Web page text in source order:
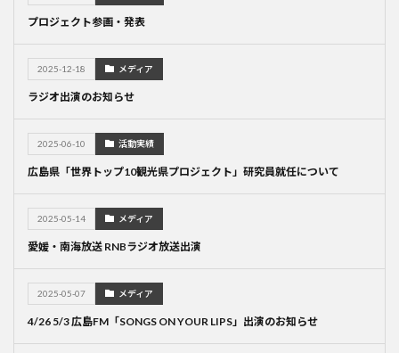
プロジェクト参画・発表
2025-12-18 メディア
ラジオ出演のお知らせ
2025-06-10 活動実績
広島県「世界トップ10観光県プロジェクト」研究員就任について
2025-05-14 メディア
愛媛・南海放送 RNBラジオ放送出演
2025-05-07 メディア
4/26 5/3 広島FM「SONGS ON YOUR LIPS」出演のお知らせ